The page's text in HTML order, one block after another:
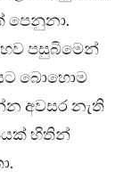
පෙනුනා.
පසුබිමෙන්
බොහොම
අවසර නැති
හිතින්